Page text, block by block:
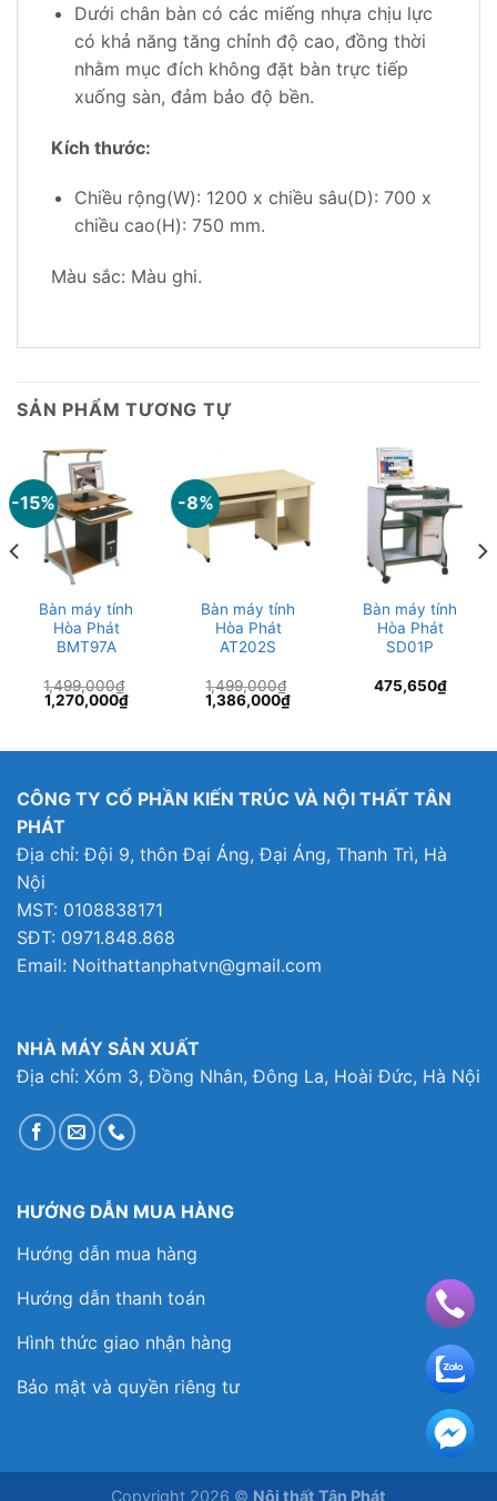
Dưới chân bàn có các miếng nhựa chịu lực
có khả năng tăng chỉnh độ cao, đồng thời
nhằm mục đích không đặt bàn trực tiếp
xuống sàn, đảm bảo độ bền.
Kích thước:
Chiều rộng(W): 1200 x chiều sâu(D): 700 x
chiều cao(H): 750 mm.
Màu sắc: Màu ghi.
SẢN PHẨM TƯƠNG TỰ
-15%
Bàn máy tính
Hòa Phát
BMT97A
1,499,000₫
Giá
gốc
1,270,000₫Giá
hiện
1,270,000₫.
-8%
Bàn máy tính
Hòa Phát
AT202S
1,499,000₫
Giá
gốc
1,386,000₫Giá
1,386,000₫.
Bàn máy tính
Hòa Phát
SD01P
475,650₫
CÔNG TY CỔ PHẦN KIẾN TRÚC VÀ NỘI THẤT TÂN
PHÁT
Địa chỉ: Đội 9, thôn Đại Áng, Đại Áng, Thanh Trì, Hà
Nội
MST: 0108838171
SĐT: 0971.848.868
Email: Noithattanphatvn@gmail.com
NHÀ MÁY SẢN XUẤT
Địa chỉ: Xóm 3, Đồng Nhân, Đông La, Hoài Đức, Hà Nội
HƯỚNG DẪN MUA HÀNG
Hướng dẫn mua hàng
Hướng dẫn thanh toán
Hình thức giao nhận hàng
Bảo mật và quyền riêng tư
Copyright 2026 © Nội thất Tân Phát